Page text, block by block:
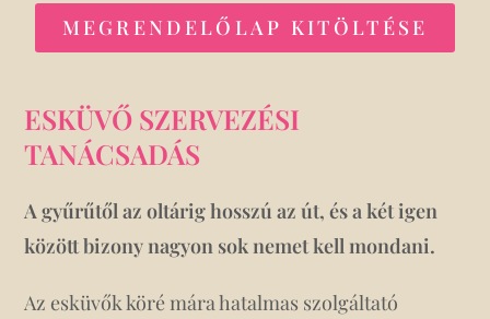
MEGRENDELŐLAP KITÖLTÉSE
ESKÜVŐ SZERVEZÉSI
TANÁCSADÁS
A gyűrűtől az oltárig hosszú az út, és a két igen
között bizony nagyon sok nemet kell mondani.
Az esküvők köré mára hatalmas szolgáltató